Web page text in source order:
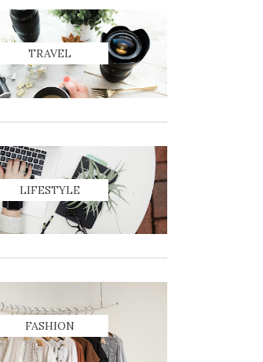
TRAVEL
LIFESTYLE
FASHION